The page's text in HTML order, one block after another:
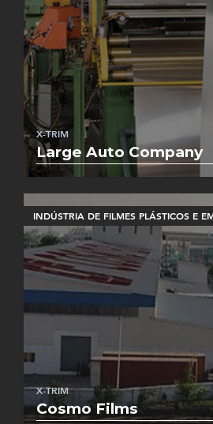
X-TRIM
Large Auto Company
INDÚSTRIA DE FILMES PLÁSTICOS E
X-TRIM
Cosmo Films